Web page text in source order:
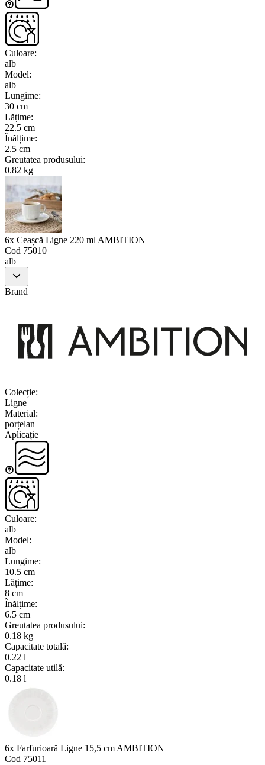
Culoare:
alb
Model:
alb
Lungime:
30 cm
Lățime:
22.5 cm
Înălțime:
2.5 cm
Greutatea produsului:
0.82 kg
6x Ceașcă Ligne 220 ml AMBITION
Cod 75010
alb
Brand
Colecție:
Ligne
Material:
porțelan
Aplicație
Culoare:
alb
Model:
alb
Lungime:
10.5 cm
Lățime:
8 cm
Înălțime:
6.5 cm
Greutatea produsului:
0.18 kg
Capacitate totală:
0.22 l
Capacitate utilă:
0.18 l
6x Farfurioară Ligne 15,5 cm AMBITION
Cod 75011